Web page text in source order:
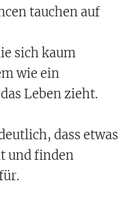
tauchen auf
sich kaum
wie ein
Leben zieht.
dass etwas
und finden